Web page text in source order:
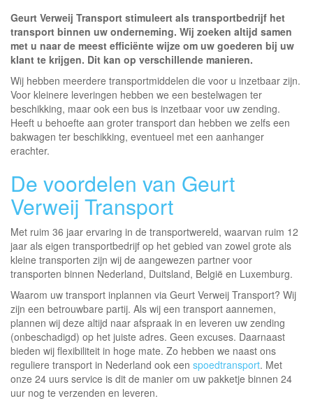
Geurt Verweij Transport stimuleert als transportbedrijf het
transport binnen uw onderneming. Wij zoeken altijd samen
met u naar de meest efficiënte wijze om uw goederen bij uw
klant te krijgen. Dit kan op verschillende manieren.
Wij hebben meerdere transportmiddelen die voor u inzetbaar zijn.
Voor kleinere leveringen hebben we een bestelwagen ter
beschikking, maar ook een bus is inzetbaar voor uw zending.
Heeft u behoefte aan groter transport dan hebben we zelfs een
bakwagen ter beschikking, eventueel met een aanhanger
erachter.
De voordelen van Geurt
Verweij Transport
Met ruim 36 jaar ervaring in de transportwereld, waarvan ruim 12
jaar als eigen transportbedrijf op het gebied van zowel grote als
kleine transporten zijn wij de aangewezen partner voor
transporten binnen Nederland, Duitsland, België en Luxemburg.
Waarom uw transport inplannen via Geurt Verweij Transport? Wij
zijn een betrouwbare partij. Als wij een transport aannemen,
plannen wij deze altijd naar afspraak in en leveren uw zending
(onbeschadigd) op het juiste adres. Geen excuses. Daarnaast
bieden wij flexibiliteit in hoge mate. Zo hebben we naast ons
reguliere transport in Nederland ook een spoedtransport. Met
onze 24 uurs service is dit de manier om uw pakketje binnen 24
uur nog te verzenden en leveren.